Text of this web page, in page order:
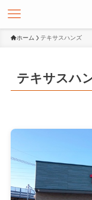
ホーム テキサスハンズ
テキサスハ